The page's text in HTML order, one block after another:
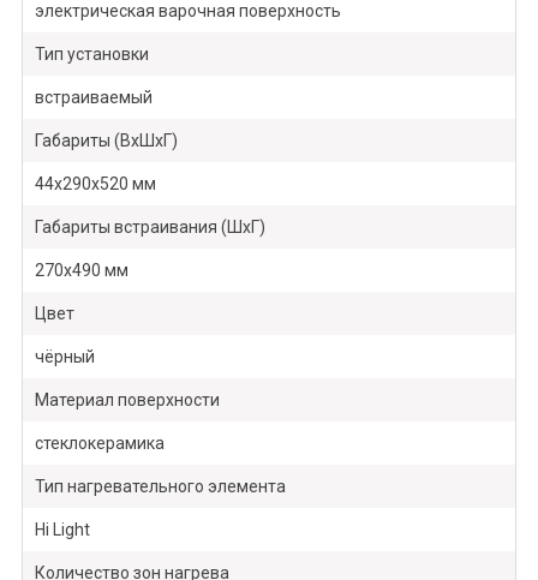
электрическая варочная поверхность
Тип установки
встраиваемый
Габариты (ВхШхГ)
44х290х520 мм
Габариты встраивания (ШхГ)
270х490 мм
Цвет
чёрный
Материал поверхности
стеклокерамика
Тип нагревательного элемента
Hi Light
Количество зон нагрева